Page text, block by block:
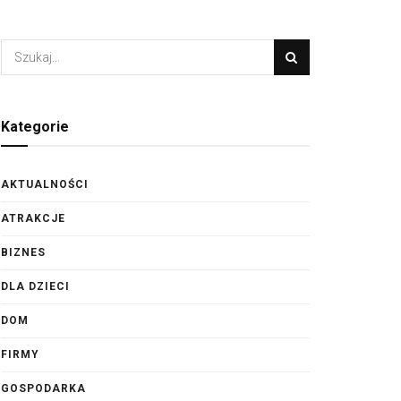
Kategorie
AKTUALNOŚCI
ATRAKCJE
BIZNES
DLA DZIECI
DOM
FIRMY
GOSPODARKA